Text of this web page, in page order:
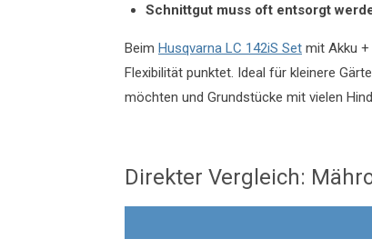
Schnittgut muss oft entsorgt
Beim Husqvarna LC 142iS Set mit Akku
Flexibilität punktet. Ideal für kleinere
möchten und Grundstücke mit vielen
Direkter Vergleich: